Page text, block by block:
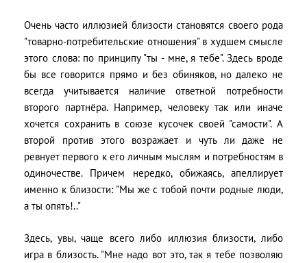
Очень часто иллюзией близости становятся своего рода
"товарно-потребительские отношения" в худшем смысле
этого слова: по принципу "ты - мне, я тебе". Здесь вроде
бы все говорится прямо и без обиняков, но далеко не
всегда учитывается наличие ответной потребности
второго партнёра. Например, человеку так или иначе
хочется сохранить в союзе кусочек своей "самости". А
второй против этого возражает и чуть ли даже не
ревнует первого к его личным мыслям и потребностям в
одиночестве. Причем нередко, обижаясь, апеллирует
именно к близости: "Мы же с тобой почти родные люди,
а ты опять!.."
Здесь, увы, чаще всего либо иллюзия близости, либо
игра в близость. "Мне надо вот это, так я тебе позволяю